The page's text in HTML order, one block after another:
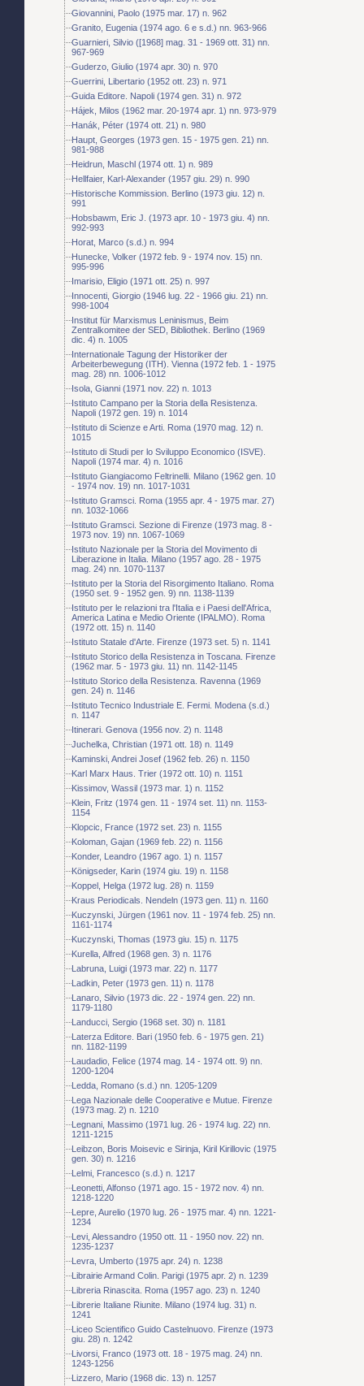
Giovannini, Paolo (1975 mar. 17) n. 962
Granito, Eugenia (1974 ago. 6 e s.d.) nn. 963-966
Guarnieri, Silvio ([1968] mag. 31 - 1969 ott. 31) nn.
967-969
Guderzo, Giulio (1974 apr. 30) n. 970
Guerrini, Libertario (1952 ott. 23) n. 971
Guida Editore. Napoli (1974 gen. 31) n. 972
Hájek, Milos (1962 mar. 20-1974 apr. 1) nn. 973-979
Hanák, Péter (1974 ott. 21) n. 980
Haupt, Georges (1973 gen. 15 - 1975 gen. 21) nn.
981-988
Heidrun, Maschl (1974 ott. 1) n. 989
Hellfaier, Karl-Alexander (1957 giu. 29) n. 990
Historische Kommission. Berlino (1973 giu. 12) n.
991
Hobsbawm, Eric J. (1973 apr. 10 - 1973 giu. 4) nn.
992-993
Horat, Marco (s.d.) n. 994
Hunecke, Volker (1972 feb. 9 - 1974 nov. 15) nn.
995-996
Imarisio, Eligio (1971 ott. 25) n. 997
Innocenti, Giorgio (1946 lug. 22 - 1966 giu. 21) nn.
998-1004
Institut für Marxismus Leninismus, Beim
Zentralkomitee der SED, Bibliothek. Berlino (1969
dic. 4) n. 1005
Internationale Tagung der Historiker der
Arbeiterbewegung (ITH). Vienna (1972 feb. 1 - 1975
mag. 28) nn. 1006-1012
Isola, Gianni (1971 nov. 22) n. 1013
Istituto Campano per la Storia della Resistenza.
Napoli (1972 gen. 19) n. 1014
Istituto di Scienze e Arti. Roma (1970 mag. 12) n.
1015
Istituto di Studi per lo Sviluppo Economico (ISVE).
Napoli (1974 mar. 4) n. 1016
Istituto Giangiacomo Feltrinelli. Milano (1962 gen. 10
- 1974 nov. 19) nn. 1017-1031
Istituto Gramsci. Roma (1955 apr. 4 - 1975 mar. 27)
nn. 1032-1066
Istituto Gramsci. Sezione di Firenze (1973 mag. 8 -
1973 nov. 19) nn. 1067-1069
Istituto Nazionale per la Storia del Movimento di
Liberazione in Italia. Milano (1957 ago. 28 - 1975
mag. 24) nn. 1070-1137
Istituto per la Storia del Risorgimento Italiano. Roma
(1950 set. 9 - 1952 gen. 9) nn. 1138-1139
Istituto per le relazioni tra l'Italia e i Paesi dell'Africa,
America Latina e Medio Oriente (IPALMO). Roma
(1972 ott. 15) n. 1140
Istituto Statale d'Arte. Firenze (1973 set. 5) n. 1141
Istituto Storico della Resistenza in Toscana. Firenze
(1962 mar. 5 - 1973 giu. 11) nn. 1142-1145
Istituto Storico della Resistenza. Ravenna (1969
gen. 24) n. 1146
Istituto Tecnico Industriale E. Fermi. Modena (s.d.)
n. 1147
Itinerari. Genova (1956 nov. 2) n. 1148
Juchelka, Christian (1971 ott. 18) n. 1149
Kaminski, Andrei Josef (1962 feb. 26) n. 1150
Karl Marx Haus. Trier (1972 ott. 10) n. 1151
Kissimov, Wassil (1973 mar. 1) n. 1152
Klein, Fritz (1974 gen. 11 - 1974 set. 11) nn. 1153-
1154
Klopcic, France (1972 set. 23) n. 1155
Koloman, Gajan (1969 feb. 22) n. 1156
Konder, Leandro (1967 ago. 1) n. 1157
Königseder, Karin (1974 giu. 19) n. 1158
Koppel, Helga (1972 lug. 28) n. 1159
Kraus Periodicals. Nendeln (1973 gen. 11) n. 1160
Kuczynski, Jürgen (1961 nov. 11 - 1974 feb. 25) nn.
1161-1174
Kuczynski, Thomas (1973 giu. 15) n. 1175
Kurella, Alfred (1968 gen. 3) n. 1176
Labruna, Luigi (1973 mar. 22) n. 1177
Ladkin, Peter (1973 gen. 11) n. 1178
Lanaro, Silvio (1973 dic. 22 - 1974 gen. 22) nn.
1179-1180
Landucci, Sergio (1968 set. 30) n. 1181
Laterza Editore. Bari (1950 feb. 6 - 1975 gen. 21)
nn. 1182-1199
Laudadio, Felice (1974 mag. 14 - 1974 ott. 9) nn.
1200-1204
Ledda, Romano (s.d.) nn. 1205-1209
Lega Nazionale delle Cooperative e Mutue. Firenze
(1973 mag. 2) n. 1210
Legnani, Massimo (1971 lug. 26 - 1974 lug. 22) nn.
1211-1215
Leibzon, Boris Moisevic e Sirinja, Kiril Kirillovic (1975
gen. 30) n. 1216
Lelmi, Francesco (s.d.) n. 1217
Leonetti, Alfonso (1971 ago. 15 - 1972 nov. 4) nn.
1218-1220
Lepre, Aurelio (1970 lug. 26 - 1975 mar. 4) nn. 1221-
1234
Levi, Alessandro (1950 ott. 11 - 1950 nov. 22) nn.
1235-1237
Levra, Umberto (1975 apr. 24) n. 1238
Librairie Armand Colin. Parigi (1975 apr. 2) n. 1239
Libreria Rinascita. Roma (1957 ago. 23) n. 1240
Librerie Italiane Riunite. Milano (1974 lug. 31) n.
1241
Liceo Scientifico Guido Castelnuovo. Firenze (1973
giu. 28) n. 1242
Livorsi, Franco (1973 ott. 18 - 1975 mag. 24) nn.
1243-1256
Lizzero, Mario (1968 dic. 13) n. 1257